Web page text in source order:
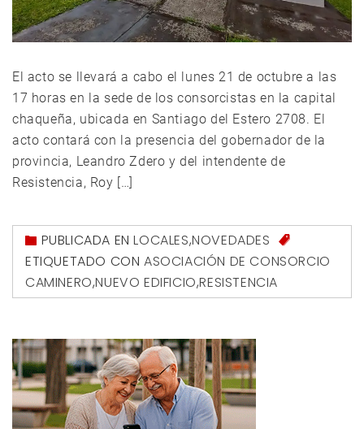
El acto se llevará a cabo el lunes 21 de octubre a las
17 horas en la sede de los consorcistas en la capital
chaqueña, ubicada en Santiago del Estero 2708. El
acto contará con la presencia del gobernador de la
provincia, Leandro Zdero y del intendente de
Resistencia, Roy […]
PUBLICADA ENLOCALES,NOVEDADES
ETIQUETADO CON ASOCIACIÓN DE CONSORCIO
CAMINERO,NUEVO EDIFICIO,RESISTENCIA